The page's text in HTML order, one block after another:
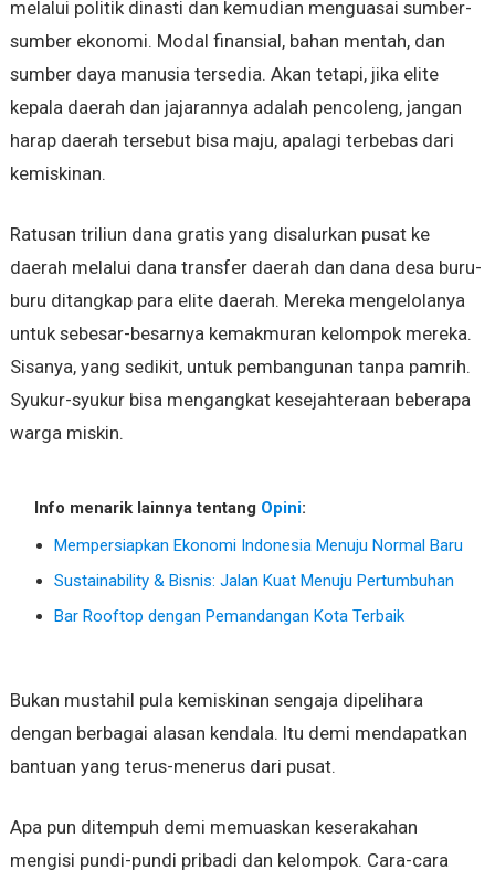
melalui politik dinasti dan kemudian menguasai sumber-
sumber ekonomi. Modal finansial, bahan mentah, dan
sumber daya manusia tersedia. Akan tetapi, jika elite
kepala daerah dan jajarannya adalah pencoleng, jangan
harap daerah tersebut bisa maju, apalagi terbebas dari
kemiskinan.
Ratusan triliun dana gratis yang disalurkan pusat ke
daerah melalui dana transfer daerah dan dana desa buru-
buru ditangkap para elite daerah. Mereka mengelolanya
untuk sebesar-besarnya kemakmuran kelompok mereka.
Sisanya, yang sedikit, untuk pembangunan tanpa pamrih.
Syukur-syukur bisa mengangkat kesejahteraan beberapa
warga miskin.
Info menarik lainnya tentang Opini:
Mempersiapkan Ekonomi Indonesia Menuju Normal Baru
Sustainability & Bisnis: Jalan Kuat Menuju Pertumbuhan
Bar Rooftop dengan Pemandangan Kota Terbaik
Bukan mustahil pula kemiskinan sengaja dipelihara
dengan berbagai alasan kendala. Itu demi mendapatkan
bantuan yang terus-menerus dari pusat.
Apa pun ditempuh demi memuaskan keserakahan
mengisi pundi-pundi pribadi dan kelompok. Cara-cara